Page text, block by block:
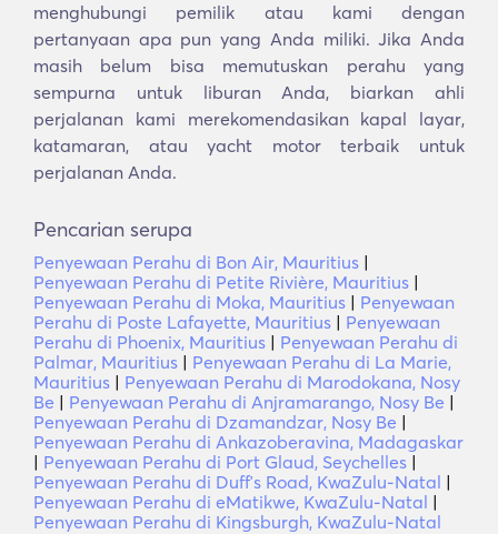
menghubungi pemilik atau kami dengan
pertanyaan apa pun yang Anda miliki. Jika Anda
masih belum bisa memutuskan perahu yang
sempurna untuk liburan Anda, biarkan ahli
perjalanan kami merekomendasikan kapal layar,
katamaran, atau yacht motor terbaik untuk
perjalanan Anda.
Pencarian serupa
Penyewaan Perahu di Bon Air, Mauritius |
Penyewaan Perahu di Petite Rivière, Mauritius |
Penyewaan Perahu di Moka, Mauritius | Penyewaan
Perahu di Poste Lafayette, Mauritius | Penyewaan
Perahu di Phoenix, Mauritius | Penyewaan Perahu di
Palmar, Mauritius | Penyewaan Perahu di La Marie,
Mauritius | Penyewaan Perahu di Marodokana, Nosy
Be | Penyewaan Perahu di Anjramarango, Nosy Be |
Penyewaan Perahu di Dzamandzar, Nosy Be |
Penyewaan Perahu di Ankazoberavina, Madagaskar
| Penyewaan Perahu di Port Glaud, Seychelles |
Penyewaan Perahu di Duffʼs Road, KwaZulu-Natal |
Penyewaan Perahu di eMatikwe, KwaZulu-Natal |
Penyewaan Perahu di Kingsburgh, KwaZulu-Natal